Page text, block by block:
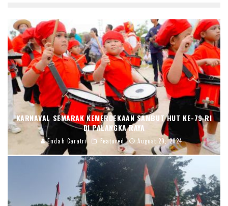
KARNAVAL SEMARAK KEMERDEKAAN SAMBUT HUT KE-79 RI
DI PALANGKA RAYA
Endah Caratri Featured August 29, 2024